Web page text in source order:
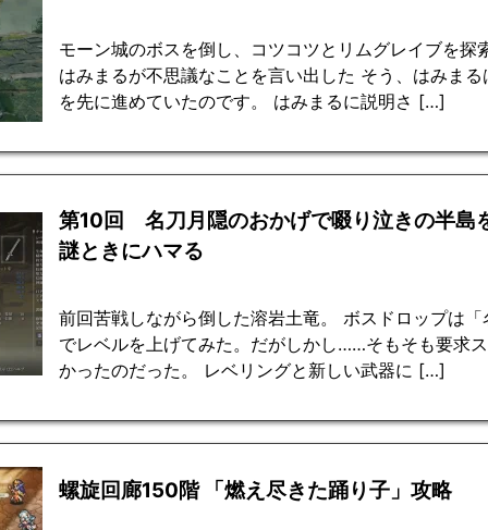
モーン城のボスを倒し、コツコツとリムグレイブを探
はみまるが不思議なことを言い出した そう、はみま
を先に進めていたのです。 はみまるに説明さ […]
第10回 名刀月隠のおかげで啜り泣きの半
謎ときにハマる
前回苦戦しながら倒した溶岩土竜。 ボスドロップは
でレベルを上げてみた。だがしかし……そもそも要求
かったのだった。 レベリングと新しい武器に […]
螺旋回廊150階 「燃え尽きた踊り子」攻略